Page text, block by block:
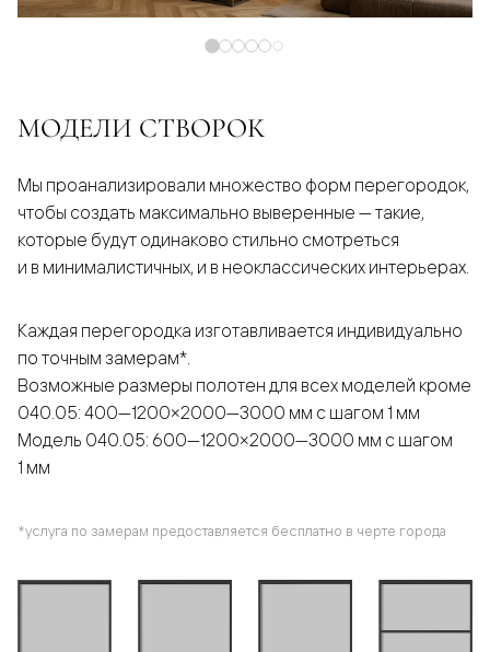
МОДЕЛИ СТВОРОК
Мы проанализировали множество форм перегородок,
чтобы создать максимально выверенные — такие,
которые будут одинаково стильно смотреться
и в минималистичных, и в неоклассических интерьерах.
Каждая перегородка изготавливается индивидуально
по точным замерам*.
Возможные размеры полотен для всех моделей кроме
040.05: 400—1200×2000—3000 мм с шагом 1 мм
Модель 040.05: 600—1200×2000—3000 мм с шагом
1 мм
*услуга по замерам предоставляется бесплатно в черте города